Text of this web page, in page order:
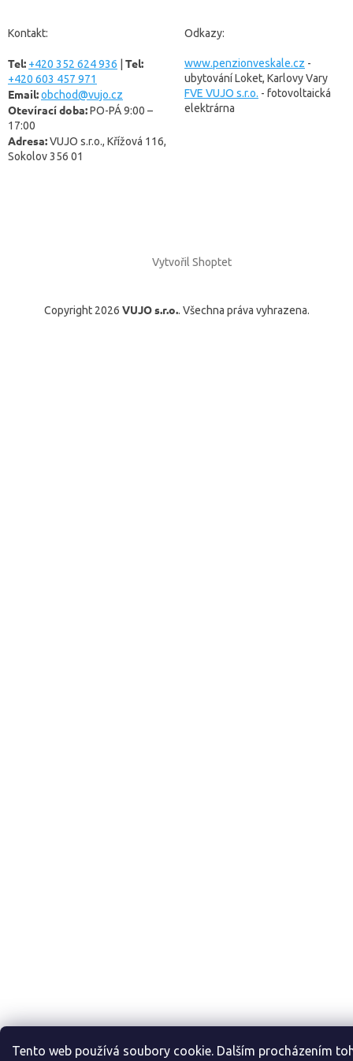
Tento web používá soubory cookie. Dalším procházením
Kontakt:
Tel: +420 352 624 936 Tel:
+420 603 457 971
Email:obchod@vujo.cz
Otevírací doba:PO-PÁ 9:00 –
17:00
Adresa:VUJO s.r.o., Křížová 116,
Sokolov 356 01
Odkazy:
www.penzionveskale.cz -
ubytování Loket, Karlovy Vary
FVE VUJO s.r.o. - fotovoltaická
elektrárna
Vytvořil Shoptet
Copyright 2026 VUJO s.r.o.. Všechna práva vyhrazena.